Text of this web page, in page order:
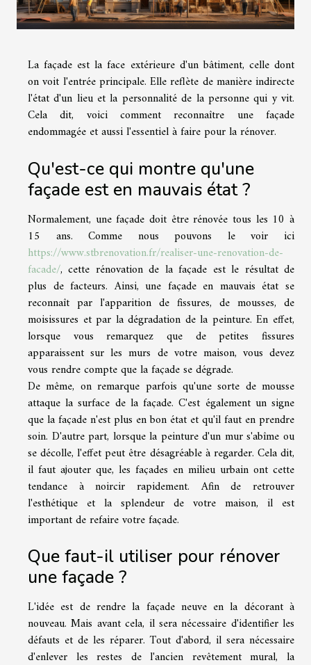
La façade est la face extérieure d'un bâtiment, celle dont
on voit l'entrée principale. Elle reflète de manière indirecte
l'état d'un lieu et la personnalité de la personne qui y vit.
Cela dit, voici comment reconnaître une façade
endommagée et aussi l'essentiel à faire pour la rénover.
Qu'est-ce qui montre qu'une
façade est en mauvais état ?
Normalement, une façade doit être rénovée tous les 10 à
15 ans. Comme nous pouvons le voir ici
https://www.stbrenovation.fr/realiser-une-renovation-de-
facade/, cette rénovation de la façade est le résultat de
plus de facteurs. Ainsi, une façade en mauvais état se
reconnaît par l'apparition de fissures, de mousses, de
moisissures et par la dégradation de la peinture. En effet,
lorsque vous remarquez que de petites fissures
apparaissent sur les murs de votre maison, vous devez
vous rendre compte que la façade se dégrade.
De même, on remarque parfois qu'une sorte de mousse
attaque la surface de la façade. C'est également un signe
que la façade n'est plus en bon état et qu'il faut en prendre
soin. D'autre part, lorsque la peinture d'un mur s'abîme ou
se décolle, l'effet peut être désagréable à regarder. Cela dit,
il faut ajouter que, les façades en milieu urbain ont cette
tendance à noircir rapidement. Afin de retrouver
l'esthétique et la splendeur de votre maison, il est
important de refaire votre façade.
Que faut-il utiliser pour rénover
une façade ?
L'idée est de rendre la façade neuve en la décorant à
nouveau. Mais avant cela, il sera nécessaire d'identifier les
défauts et de les réparer. Tout d'abord, il sera nécessaire
d'enlever les restes de l'ancien revêtement mural, la